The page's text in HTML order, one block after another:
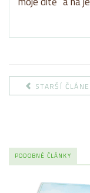
STARŠÍ
PODOBNÉ ČLÁNKY